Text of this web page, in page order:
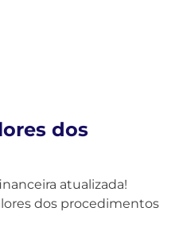
dos
atualizada!
dos procedimentos